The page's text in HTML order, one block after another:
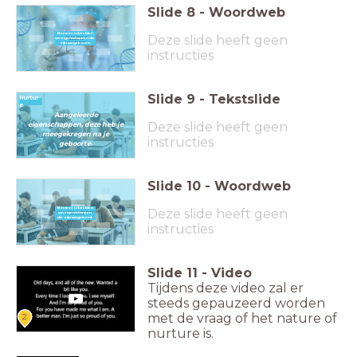
Noem voorbeelden
van eigenschappen die
zijn aangeboren.
Noem voorbeelden van
eigenschappen
die zijn aangeboren.
Slide 8 - Woordweb
Deze slide heeft geen
instructies
Nurtur
e
Aangeleerde
eigenschappen, deze heb je
meegekregen na je
geboorte.
Slide 9 - Tekstslide
Deze slide heeft geen
instructies
Noem voorbeelden
van eigenschappen
die zijn aangeleerd.
Noem voorbeelden van eigenschappen
die zijn aangeleerd.
Slide 10 - Woordweb
Deze slide heeft geen
instructies
2
Slide 11 - Video
Tijdens deze video zal er
steeds gepauzeerd worden
met de vraag of het nature of
nurture is.